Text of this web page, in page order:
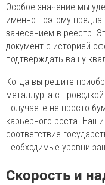
Особое значение мы
именно поэтому
занесением в реестр.
документ с историей
подтверждать вашу
Когда вы решите
металлурга с
получаете не просто
карьерного роста.
соответствие
необходимые уровни
Скорость и